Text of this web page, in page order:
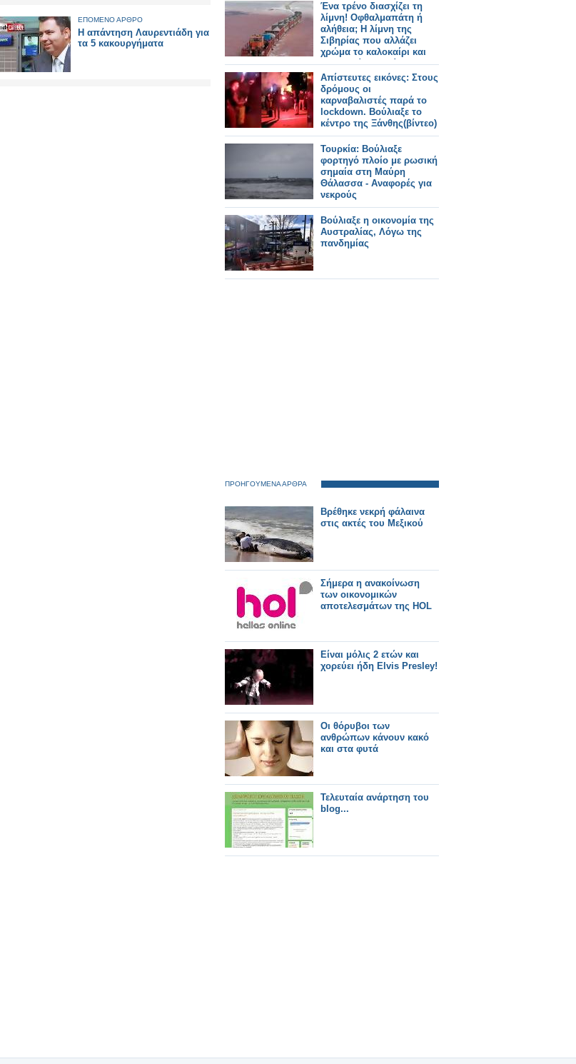
ΕΠΟΜΕΝΟ ΑΡΘΡΟ
Η απάντηση Λαυρεντιάδη για
τα 5 κακουργήματα
Ένα τρένο διασχίζει τη
λίμνη! Οφθαλμαπάτη ή
αλήθεια; Η λίμνη της
Σιβηρίας που αλλάζει
χρώμα το καλοκαίρι και
φιλοξενεί τη γαρίδα με τα
3 μάτια...
Απίστευτες εικόνες: Στους
δρόμους οι
καρναβαλιστές παρά το
lockdown. Βούλιαξε το
κέντρο της Ξάνθης(βίντεο)
Τουρκία: Βούλιαξε
φορτηγό πλοίο με ρωσική
σημαία στη Μαύρη
Θάλασσα - Αναφορές για
νεκρούς
Βούλιαξε η οικονομία της
Αυστραλίας, Λόγω της
πανδημίας
ΠΡΟΗΓΟΥΜΕΝΑ ΑΡΘΡΑ
Βρέθηκε νεκρή φάλαινα
στις ακτές του Μεξικού
Σήμερα η ανακοίνωση
των οικονομικών
αποτελεσμάτων της HOL
Είναι μόλις 2 ετών και
χορεύει ήδη Elvis Presley!
Οι θόρυβοι των
ανθρώπων κάνουν κακό
και στα φυτά
Τελευταία ανάρτηση του
blog...